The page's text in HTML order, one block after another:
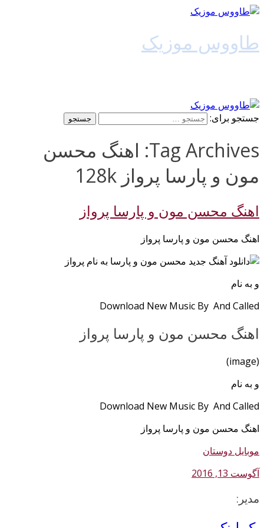
طاووس موزیک
جستجو برای:
Tag Archives: اهنگ محسن
مون و پارسا پرواز 128k
اهنگ محسن مون و پارسا پرواز
اهنگ محسن مون و پارسا پرواز
و به نام
Download New Music By And Called
اهنگ محسن مون و پارسا پرواز
(image)
و به نام
Download New Music By And Called
اهنگ محسن مون و پارسا پرواز
موبایل دوستان
آگوست 13, 2016
مدیر: